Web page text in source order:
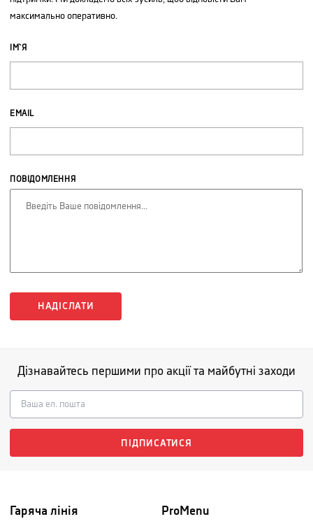
максимально оперативно.
ІМ`Я
EMAIL
ПОВІДОМЛЕННЯ
НАДІСЛАТИ
Дізнавайтесь першими про акції та майбутні заходи
ПІДПИСАТИСЯ
Гаряча лінія ProMenu